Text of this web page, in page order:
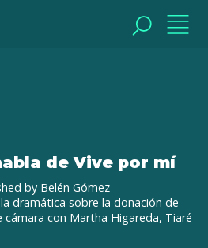
dramático
de Vive por mí
by Belén Gómez
dramática sobre la donación de
con Martha Higareda, Tiaré